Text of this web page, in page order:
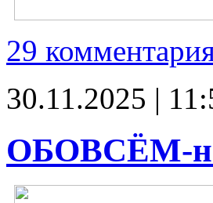
29
30.11.2025 |
ОБОВСЁМ-